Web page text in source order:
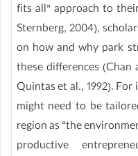
fits all” approach to
Sternberg, 2004),
on how and why park
these differences (Chan
Quintas et al., 1992).
might need to be
region as “the
productive